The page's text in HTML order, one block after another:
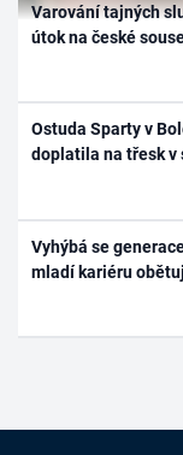
Varování tajných
útok na české
Ostuda Sparty v
doplatila na třesk v
Vyhýbá se
mladí kariéru